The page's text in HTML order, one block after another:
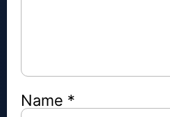
Name *